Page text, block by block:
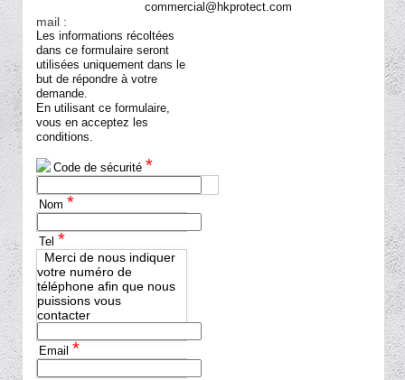
mail :
Les informations récoltées
dans ce formulaire seront
utilisées uniquement dans le
but de répondre à votre
demande.
En utilisant ce formulaire,
vous en acceptez les
conditions.
Code de sécurité *
Nom *
Tel *
Merci de nous indiquer
votre numéro de
téléphone afin que nous
puissions vous
contacter
Email *